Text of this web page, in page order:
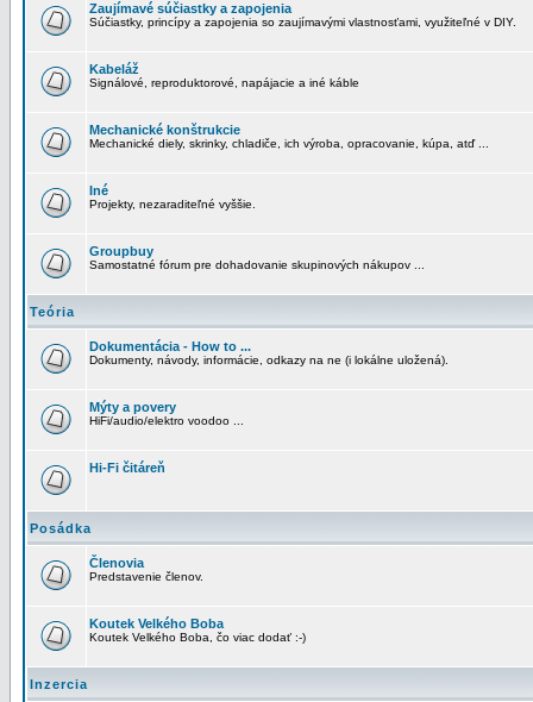
Zaujímavé súčiastky a zapojenia
Súčiastky, princípy a zapojenia so zaujímavými vlastnosťami, využiteľné v DIY.
Kabeláž
Signálové, reproduktorové, napájacie a iné káble
Mechanické konštrukcie
Mechanické diely, skrinky, chladiče, ich výroba, opracovanie, kúpa, atď ...
Iné
Projekty, nezaraditeľné vyššie.
Groupbuy
Samostatné fórum pre dohadovanie skupinových nákupov ...
Teória
Dokumentácia - How to ...
Dokumenty, návody, informácie, odkazy na ne (i lokálne uložená).
Mýty a povery
HiFi/audio/elektro voodoo ...
Hi-Fi čitáreň
Posádka
Členovia
Predstavenie členov.
Koutek Velkého Boba
Koutek Velkého Boba, čo viac dodať :-)
Inzercia